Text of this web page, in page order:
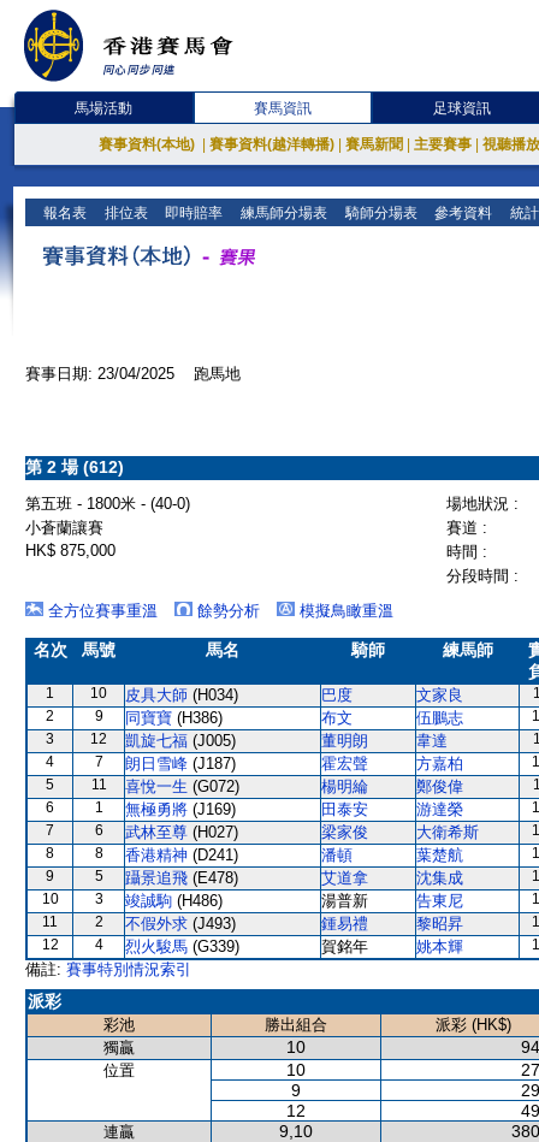
馬場活動 賽馬資訊 足球資訊
賽事資料(本地) 賽事資料(越洋轉播) 賽馬新聞 主要賽事 視聽播
報名表 排位表 即時賠率 練馬師分場表 騎師分場表 參考資料 統
賽事日期: 23/04/2025 跑馬地
第 2 場 (612)
第五班 - 1800米 - (40-0)
場地狀況 :
小蒼蘭讓賽
賽道 :
HK$ 875,000
時間 :
分段時間 :
全方位賽事重溫
餘勢分析 模擬鳥瞰重溫
名次 馬號 馬名 騎師 練馬師
1 10 皮具大師 (H034) 巴度 文家良
2
9 同寶寶 (H386) 布文 伍鵬志
3
12 凱旋七福 (J005) 董明朗 韋達
4
7 朗日雪峰 (J187) 霍宏聲 方嘉柏
5
11 喜悅一生 (G072) 楊明綸 鄭俊偉
6
1 無極勇將 (J169) 田泰安 游達榮
7
6 武林至尊 (H027) 梁家俊 大衛希斯
8
8 香港精神 (D241) 潘頓 葉楚航
9
5 躡景追飛 (E478) 艾道拿 沈集成
10
3 竣誠駒 (H486) 湯普新 告東尼
11
2 不假外求 (J493) 鍾易禮 黎昭昇
12
4 烈火駿馬 (G339) 賀銘年 姚本輝
備註: 賽事特別情況索引
派彩
彩池 勝出組合
派彩 (HK$)
獨贏
10
位置 10
9
12
連贏 9,10